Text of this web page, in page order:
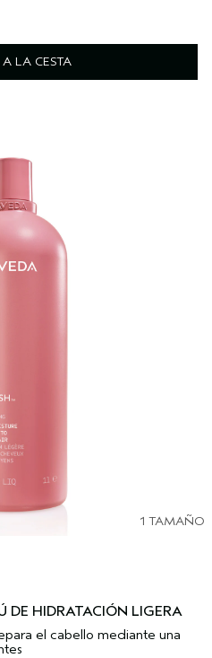
LA CESTA
1 TAMAÑO
HIDRATACIÓN LIGERA
el cabello mediante una